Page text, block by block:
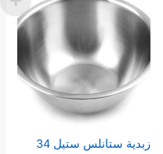
زبدية ستانلس ستيل 34